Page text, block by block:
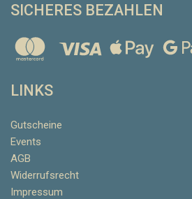
SICHERES BEZAHLEN
LINKS
Gutscheine
Events
AGB
Widerrufsrecht
Impressum